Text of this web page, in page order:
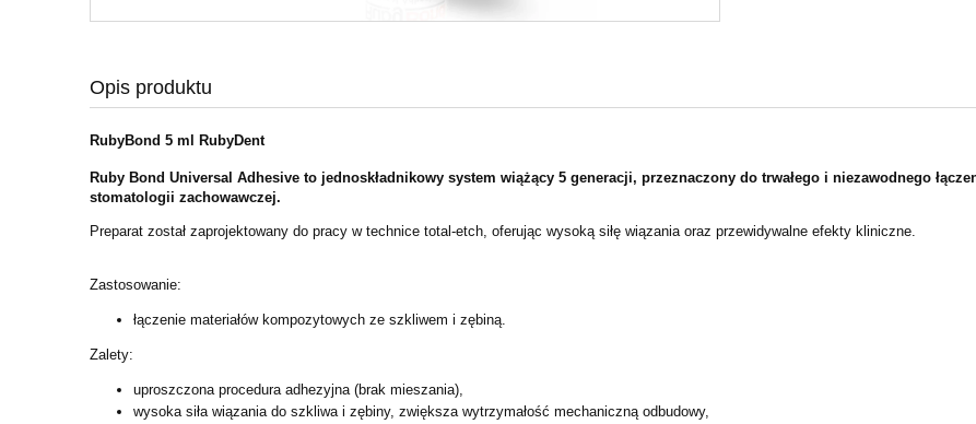
Opis produktu
RubyBond 5 ml RubyDent
Ruby Bond Universal Adhesive to jednoskładnikowy system wiążący 5 generacji, przeznaczony do trwałego i niezawodnego
stomatologii zachowawczej.
Preparat został zaprojektowany do pracy w technice total-etch, oferując wysoką siłę wiązania oraz przewidywalne efekty kliniczne.
Zastosowanie:
łączenie materiałów kompozytowych ze szkliwem i zębiną.
Zalety:
uproszczona procedura adhezyjna (brak mieszania),
wysoka siła wiązania do szkliwa i zębiny, zwiększa wytrzymałość mechaniczną odbudowy,